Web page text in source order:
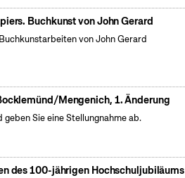
Buchkunst von John Gerard
von John Gerard
Mengenich, 1. Änderung
Sie eine Stellungnahme ab.
des 100-jährigen Hochschuljubiläums